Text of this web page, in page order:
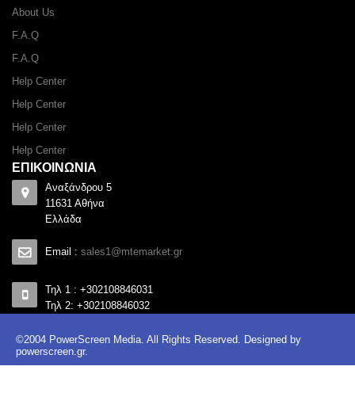
About Us
F.A.Q
F.A.Q
Help Center
Help Center
Help Center
Help Center
ΕΠΙΚΟΙΝΩΝΙΑ
Αναξάνδρου 5
11631 Αθήνα
Ελλάδα
Email : sales1@mtemarket.gr
Τηλ 1 : +302108846031
Τηλ 2: +302108846032
©2004 PowerScreen Media. All Rights Reserved. Designed by
powerscreen.gr.